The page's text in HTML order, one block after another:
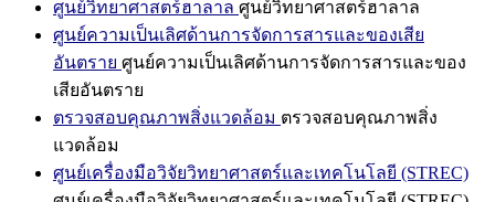
ศูนย์วิทยาศาสตร์ฮาลาล ศูนย์วิทยาศาสตร์ฮาลาล
ศูนย์ความเป็นเลิศด้านการจัดการสารและของเสีย
อันตราย ศูนย์ความเป็นเลิศด้านการจัดการสารและของ
เสียอันตราย
ตรวจสอบคุณภาพสิ่งแวดล้อม ตรวจสอบคุณภาพสิ่ง
แวดล้อม
ศูนย์เครื่องมือวิจัยวิทยาศาสตร์และเทคโนโลยี (STREC)